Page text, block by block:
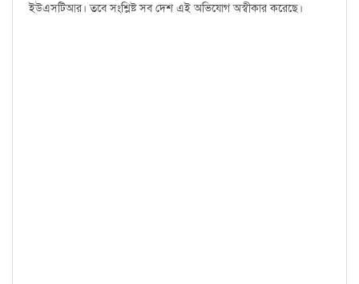
ইউএসটিআর। তবে সংশ্লিষ্ট সব দেশ এই অভিযোগ অস্বীকার করেছে।